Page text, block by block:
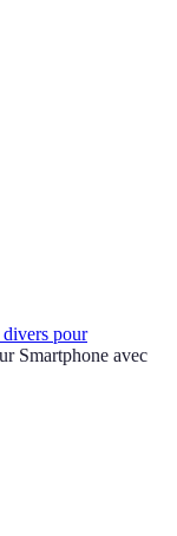
divers pour
Smartphone avec